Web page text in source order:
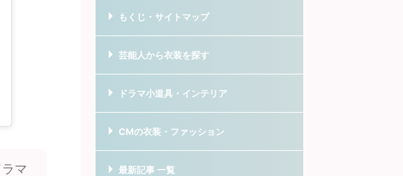
マ
もくじ・サイトマップ
芸能人から衣装を探す
ドラマ小道具・インテリア
CMの衣装・ファッション
最新記事 一覧